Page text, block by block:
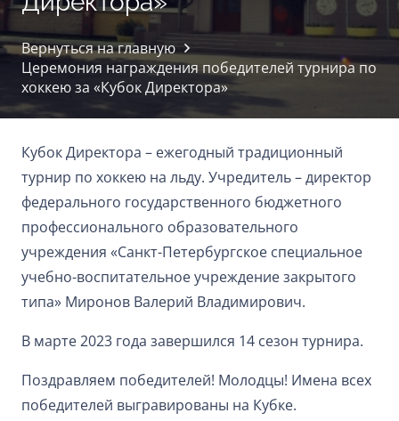
Вернуться на главную
Церемония награждения победителей турнира по
хоккею за «Кубок Директора»
Кубок Директора – ежегодный традиционный
турнир по хоккею на льду. Учредитель – директор
федерального государственного бюджетного
профессионального образовательного
учреждения «Санкт-Петербургское специальное
учебно-воспитательное учреждение закрытого
типа» Миронов Валерий Владимирович.
В марте 2023 года завершился 14 сезон турнира.
Поздравляем победителей! Молодцы! Имена всех
победителей выгравированы на Кубке.